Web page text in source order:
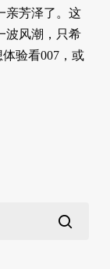
亲芳泽了。这
波风潮，只希
验看007，或